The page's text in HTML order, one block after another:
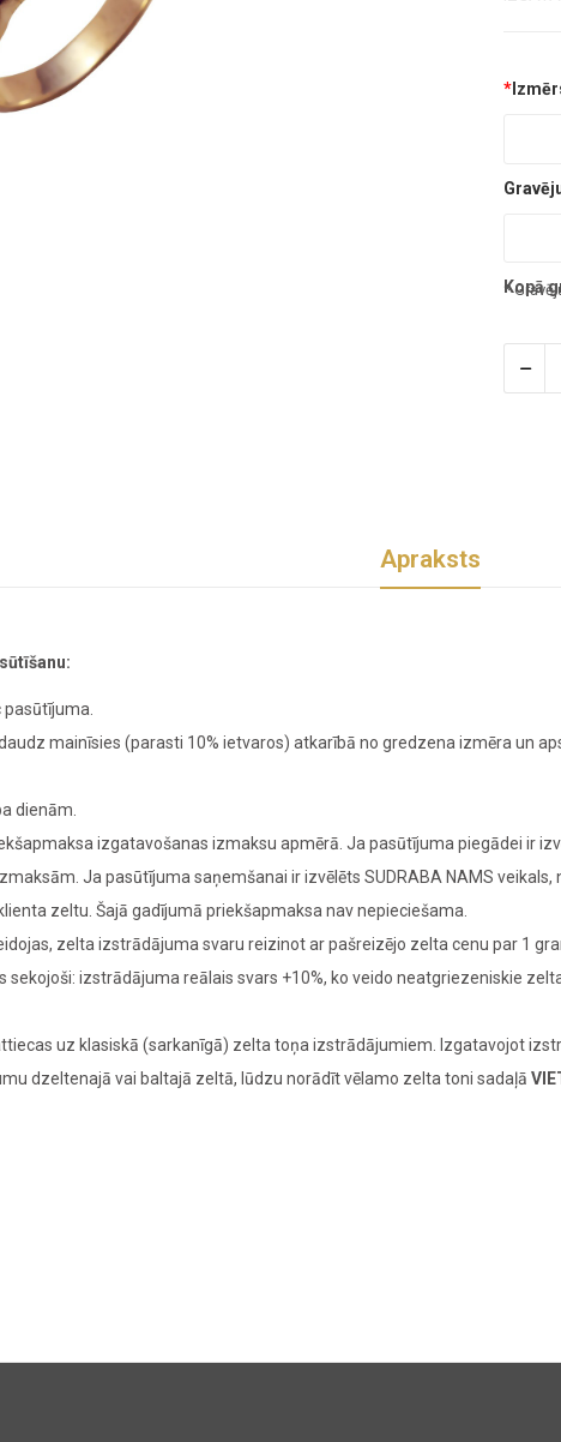
*
Kopā
*
Apraksts
mainīsies (parasti 10% ietvaros) atkarībā no gredzena izmēra un
dienām.
izgatavošanas izmaksu apmērā. Ja pasūtījuma piegādei ir
Ja pasūtījuma saņemšanai ir izvēlēts SUDRABA NAMS
zeltu. Šajā gadījumā priekšapmaksa nav nepieciešama.
zelta izstrādājuma svaru reizinot ar pašreizējo zelta cenu par 1
izstrādājuma reālais svars +10%, ko veido neatgriezeniskie
uz klasiskā (sarkanīgā) zelta toņa izstrādājumiem. Izgatavojot
dzeltenajā vai baltajā zeltā, lūdzu norādīt vēlamo zelta toni sadaļā